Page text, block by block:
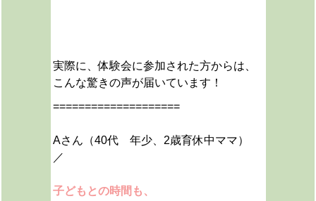
実際に、体験会に参加された方からは、
こんな驚きの声が届いています！
====================
Aさん（40代 年少、2歳育休中ママ）
／
子どもとの時間も、